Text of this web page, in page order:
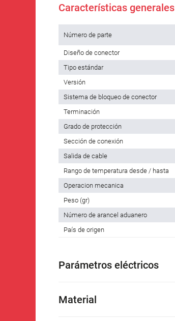
Características generales
Número de parte
Diseño de conector
Tipo estándar
Versión
Sistema de bloqueo de conector
Terminación
Grado de protección
Sección de conexión
Salida de cable
Rango de temperatura desde / hasta
Operacion mecanica
Peso (gr)
Número de arancel aduanero
País de origen
Parámetros eléctricos
Material